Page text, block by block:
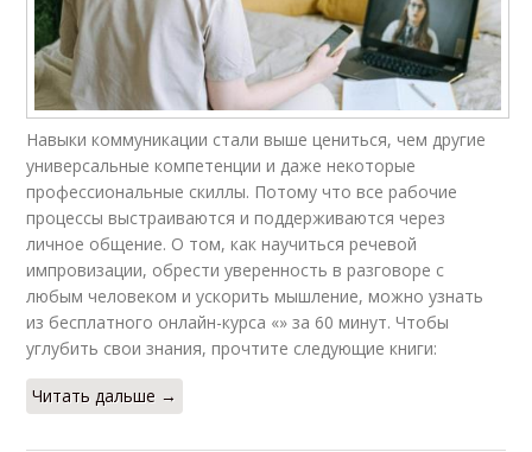
Навыки коммуникации стали выше цениться, чем другие
универсальные компетенции и даже некоторые
профессиональные скиллы. Потому что все рабочие
процессы выстраиваются и поддерживаются через
личное общение. О том, как научиться речевой
импровизации, обрести уверенность в разговоре с
любым человеком и ускорить мышление, можно узнать
из бесплатного онлайн-курса «» за 60 минут. Чтобы
углубить свои знания, прочтите следующие книги:
Читать дальше →